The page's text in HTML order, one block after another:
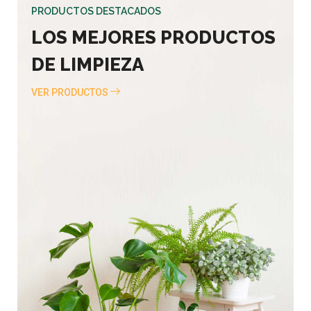
PRODUCTOS DESTACADOS
LOS MEJORES PRODUCTOS
DE LIMPIEZA
VER PRODUCTOS